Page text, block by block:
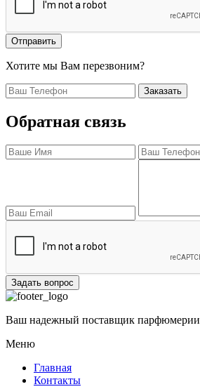
Отправить
Хотите мы Вам перезвоним?
Заказать
Обратная связь
Задать вопрос
Ваш надежный поставщик парфюмерии
Меню
Главная
Контакты